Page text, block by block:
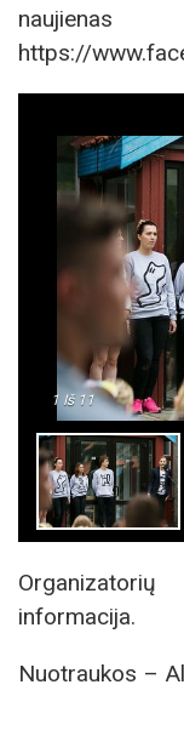
https://
1 Iš 11
informacija.
Nuotraukos –